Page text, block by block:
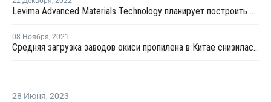
Levima Advanced Materials Technology планирует построить производство олефинов из метанола в Китае
08 Ноября, 2021
Средняя загрузка заводов окиси пропилена в Китае снизилась во второй половине октября почти на 5%
28 Июня, 2023